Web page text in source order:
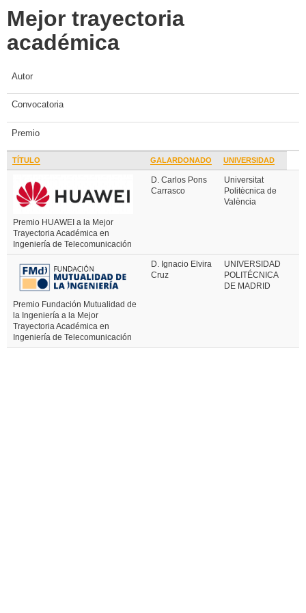
Mejor trayectoria
académica
Autor
Convocatoria
Premio
TÍTULO GALARDONADO UNIVERSIDAD
Premio HUAWEI a la Mejor
Trayectoria Académica en
Ingeniería de Telecomunicación
D. Carlos Pons
Carrasco
Universitat
Politècnica de
València
Premio Fundación Mutualidad de
la Ingeniería a la Mejor
Trayectoria Académica en
Ingeniería de Telecomunicación
D. Ignacio Elvira
Cruz
UNIVERSIDAD
POLITÉCNICA
DE MADRID